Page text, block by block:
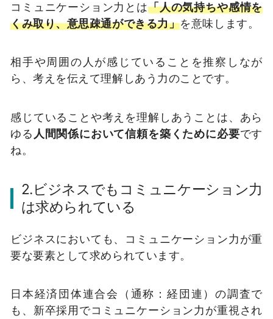
コミュニケーション力とは「人の気持ちや感情を
くみ取り、意思疎通ができる力」を意味します。
相手や周囲の人が感じていることを推察しなが
ら、考えを伝えて理解しあう力のことです。
感じていることや考えを理解しあうことは、あら
ゆる 人間関係において信頼を築くために必要です
ね。
2.ビジネスでもコミュニケーション力
は求められている
ビジネスにおいても、コミュニケーション力が重
要な要素として求められています。
日本経済団体連合会（通称：経団連）の調査で
も、新卒採用でコミュニケーション力が重視され